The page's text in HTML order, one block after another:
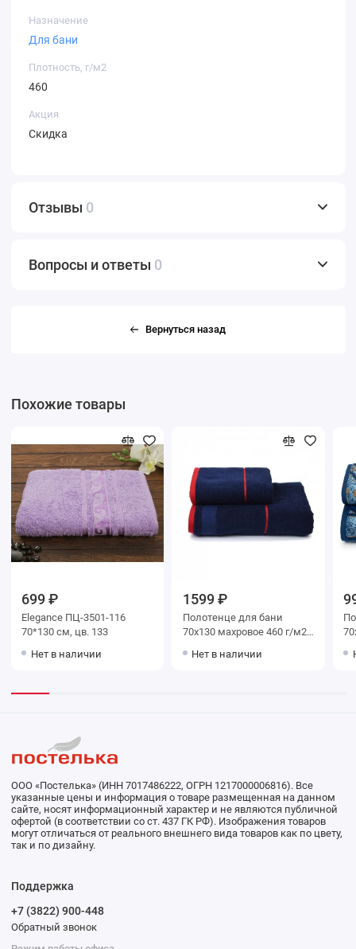
Назначение
Для бани
Плотность, г/м2
460
Акция
Скидка
Отзывы 0
Вопросы и ответы 0
Вернуться назад
Похожие товары
699 ₽
Elegance ПЦ-3501-116
70*130 см, цв. 133
Нет в наличии
1599 ₽
Полотенце для бани
70х130 махровое 460 г/м2
мануфактура Russian Stripe
Нет в наличии
70х130
ООО «Постелька» (ИНН 7017486222, ОГРН 1217000006816). Все
указанные цены и информация о товаре размещенная на данном
сайте, носят информационный характер и не являются публичной
офертой (в соответствии со ст. 437 ГК РФ). Изображения товаров
могут отличаться от реального внешнего вида товаров как по цвету,
так и по дизайну.
Поддержка
+7 (3822) 900-448
Обратный звонок